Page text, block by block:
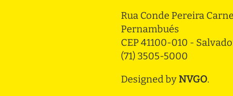
Rua Conde Pereira
Pernambués
CEP 41100-010 -
(71) 3505-5000
Designed by NVGO.